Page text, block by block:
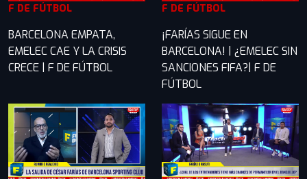
F DE FÚTBOL
BARCELONA EMPATA,
EMELEC CAE Y LA CRISIS
CRECE | F DE FÚTBOL
F DE FÚTBOL
¡FARÍAS SIGUE EN
BARCELONA! | ¿EMELEC SIN
SANCIONES FIFA?| F DE
FÚTBOL